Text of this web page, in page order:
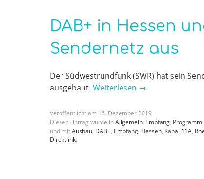
DAB+ in Hessen
Sendernetz aus
Der Südwestrundfunk (SWR) hat sein
ausgebaut. Weiterlesen →
Veröffentlicht am 16. Dezember2019
Dieser Eintrag wurde inAllgemein, Empfang, Programm
und mitAusbau, DAB+, Empfang, Hessen, Kanal 11A,
Direktlink.